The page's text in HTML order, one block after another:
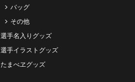
バッグ
その他
選手名入りグッズ
選手イラストグッズ
たまべヱグッズ